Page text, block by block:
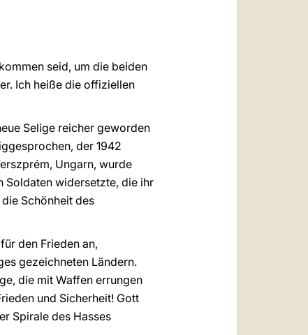
seid, um die beiden
Ich heiße die offiziellen
Selige reicher geworden
der 1942
Ungarn, wurde
Soldaten widersetzte, die ihr
Schönheit des
den Frieden an,
gezeichneten Ländern.
die mit Waffen errungen
und Sicherheit! Gott
Spirale des Hasses